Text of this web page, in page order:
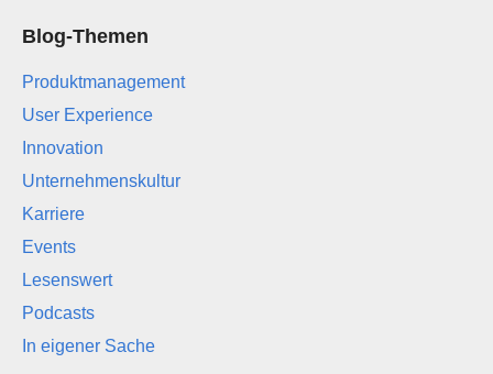
Blog-Themen
Produktmanagement
User Experience
Innovation
Unternehmenskultur
Karriere
Events
Lesenswert
Podcasts
In eigener Sache